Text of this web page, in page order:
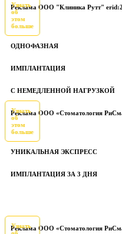
Реклама ООО "Клиника Рутт"
Узнать
об
этом
больше
ОДНОФАЗНАЯ
ИМПЛАНТАЦИЯ
С НЕМЕДЛЕННОЙ НАГРУЗКОЙ
Реклама ООО «Стоматология
Узнать
об
этом
больше
УНИКАЛЬНАЯ ЭКСПРЕСС
ИМПЛАНТАЦИЯ ЗА 3 ДНЯ
Реклама ООО «Стоматология
Узнать